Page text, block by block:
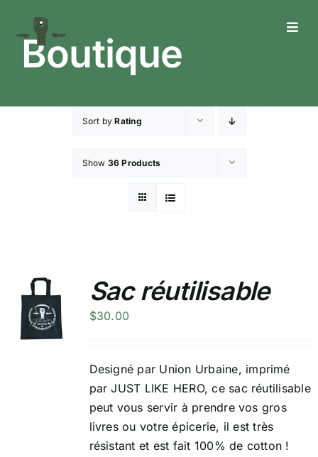
content
Who We Are
What We Do
What’s Happening
Boutique
Sort byRating
Show 36 Products
Sac réutilisable
$30.00
Designé par Union Urbaine, imprimé
par JUST LIKE HERO, ce sac réutilisable
peut vous servir à prendre vos gros
livres ou votre épicerie, il est très
résistant et est fait 100% de cotton !